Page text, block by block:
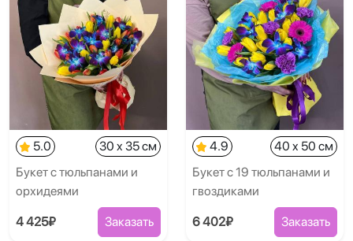
5.0
30 x 35 см
Букет с тюльпанами и
орхидеями
4 425₽ Заказать
4.9
40 x 50 см
Букет с 19 тюльпанами и
гвоздиками
6 402₽ Заказать